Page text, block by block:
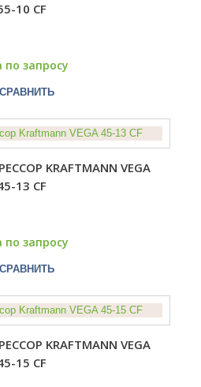
10 CF
по запросу
СРАВНИТЬ
KRAFTMANN VEGA
13 CF
по запросу
СРАВНИТЬ
KRAFTMANN VEGA
15 CF